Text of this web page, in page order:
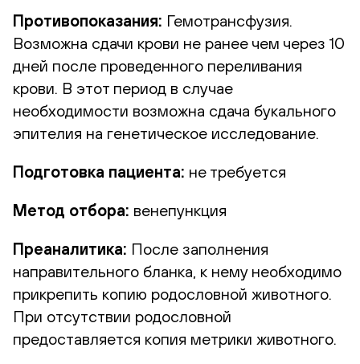
Противопоказания: Гемотрансфузия.
Возможна сдачи крови не ранее чем через 10
дней после проведенного переливания
крови. В этот период в случае
необходимости возможна сдача букального
эпителия на генетическое исследование.
Подготовка пациента: не требуется
Метод отбора: венепункция
Преаналитика: После заполнения
направительного бланка, к нему необходимо
прикрепить копию родословной животного.
При отсутствии родословной
предоставляется копия метрики животного.